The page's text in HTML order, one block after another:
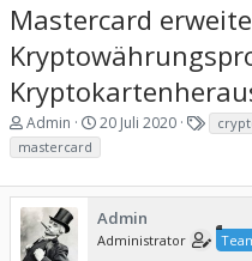
Mastercard
E
r
s
e
l
l
e
Admin
E
r
s
e
l
l
20 Juli 2020
S
c
a
w
o
mastercard
Admin
Administrator